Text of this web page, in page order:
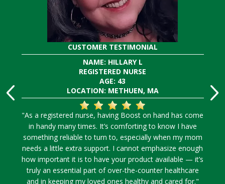
CUSTOMER TESTIMONIAL
NAME: HILLARY L
REGISTERED NURSE
AGE: 43
LOCATION: METHUEN, MA
"As a registered nurse, having Boost on hand has come
in handy many times. It’s comforting to know I have
something reliable to turn to, especially when my mom
needs a little extra support. I cannot emphasize enough
how important it is to have your product available — it’s
truly an essential part of over-the-counter healthcare
and in keeping my loved ones healthy and cared for."